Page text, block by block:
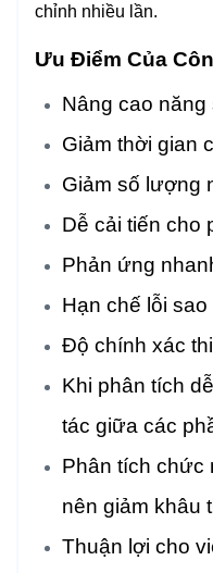
chỉnh nhiều lần.
Ưu Điểm Của
Nâng cao năng
Giảm thời gian
Giảm số lượng
Dễ cải tiến cho
Phản ứng
Hạn chế lỗi
Độ chính xác
Khi phân tích
tác giữa các
Phân tích chức
nên giảm khâu
Thuận lợi cho